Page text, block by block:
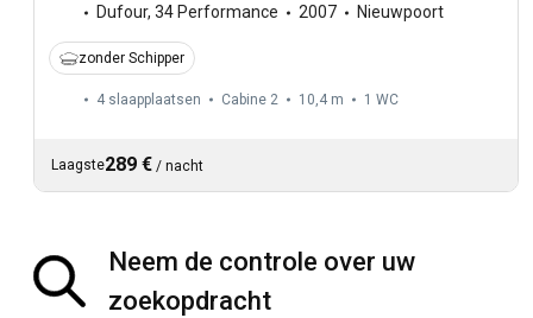
Dufour, 34 Performance 2007 Nieuwpoort
zonder Schipper
4 slaapplaatsen Cabine 2 10,4 m 1 WC
Laagste289 € / nacht
Neem de controle over uw
zoekopdracht